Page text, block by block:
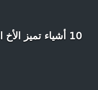
10 أشياء تميز الأخ الأكبر داخل العائلة المغربية